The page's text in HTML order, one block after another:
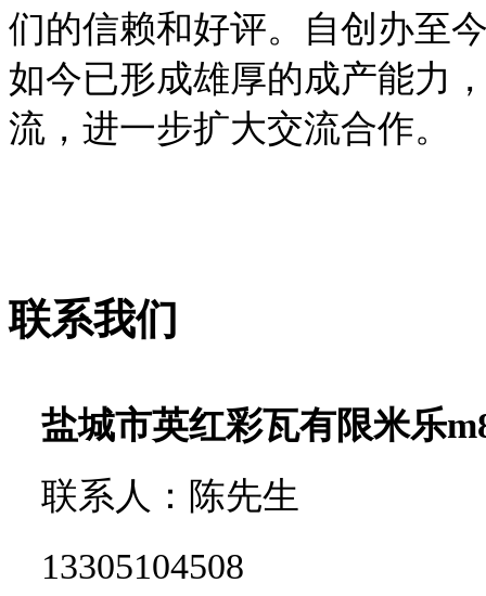
们的信赖和好评。自创办至
如今已形成雄厚的成产能力
流，进一步扩大交流合作。
联系我们
盐城市英红彩瓦有限米乐
联系人：陈先生
13305104508